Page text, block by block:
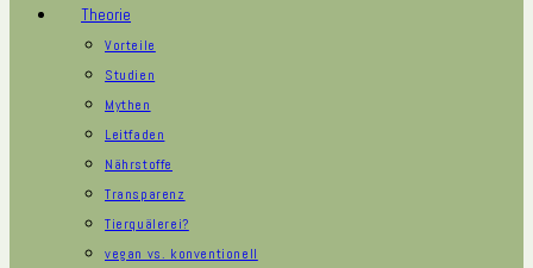
Theorie
Vorteile
Studien
Mythen
Leitfaden
Nährstoffe
Transparenz
Tierquälerei?
vegan vs. konventionell